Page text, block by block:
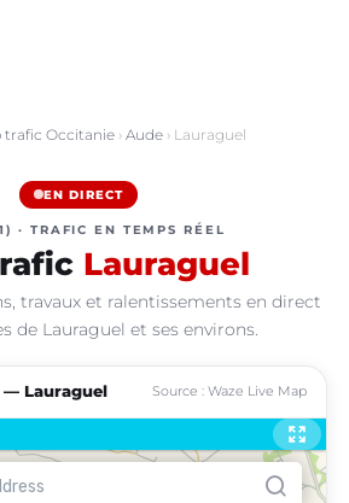
trafic Occitanie › Aude › Lauraguel
EN DIRECT
· TRAFIC EN TEMPS RÉEL
Lauraguel
travaux et ralentissements en direct
de Lauraguel et ses environs.
— Lauraguel Source : Waze Live Map